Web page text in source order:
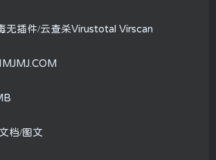
无插件/云查杀Virustotal Virscan
档/图文